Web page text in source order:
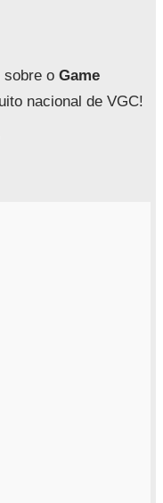
sobre o Game
nacional de VGC!